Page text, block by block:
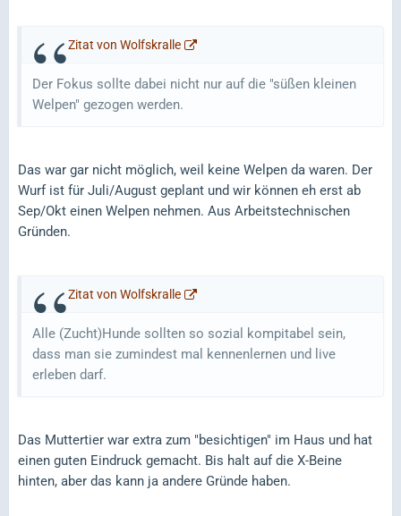
Zitat von Wolfskralle
Der Fokus sollte dabei nicht nur auf die "süßen kleinen
Welpen" gezogen werden.
Das war gar nicht möglich, weil keine Welpen da waren. Der
Wurf ist für Juli/August geplant und wir können eh erst ab
Sep/Okt einen Welpen nehmen. Aus Arbeitstechnischen
Gründen.
Zitat von Wolfskralle
Alle (Zucht)Hunde sollten so sozial kompitabel sein,
dass man sie zumindest mal kennenlernen und live
erleben darf.
Das Muttertier war extra zum "besichtigen" im Haus und hat
einen guten Eindruck gemacht. Bis halt auf die X-Beine
hinten, aber das kann ja andere Gründe haben.